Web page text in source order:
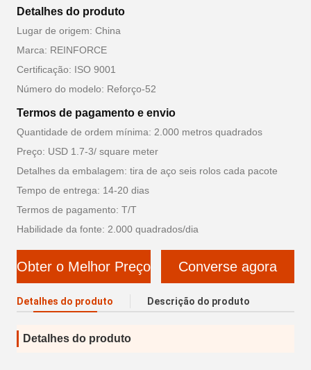
Detalhes do produto
Lugar de origem: China
Marca: REINFORCE
Certificação: ISO 9001
Número do modelo: Reforço-52
Termos de pagamento e envio
Quantidade de ordem mínima: 2.000 metros quadrados
Preço: USD 1.7-3/ square meter
Detalhes da embalagem: tira de aço seis rolos cada pacote
Tempo de entrega: 14-20 dias
Termos de pagamento: T/T
Habilidade da fonte: 2.000 quadrados/dia
Obter o Melhor Preço Converse agora
Detalhes do produto Descrição do produto
Detalhes do produto